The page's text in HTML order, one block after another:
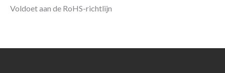
Voldoet aan de RoHS-richtlijn